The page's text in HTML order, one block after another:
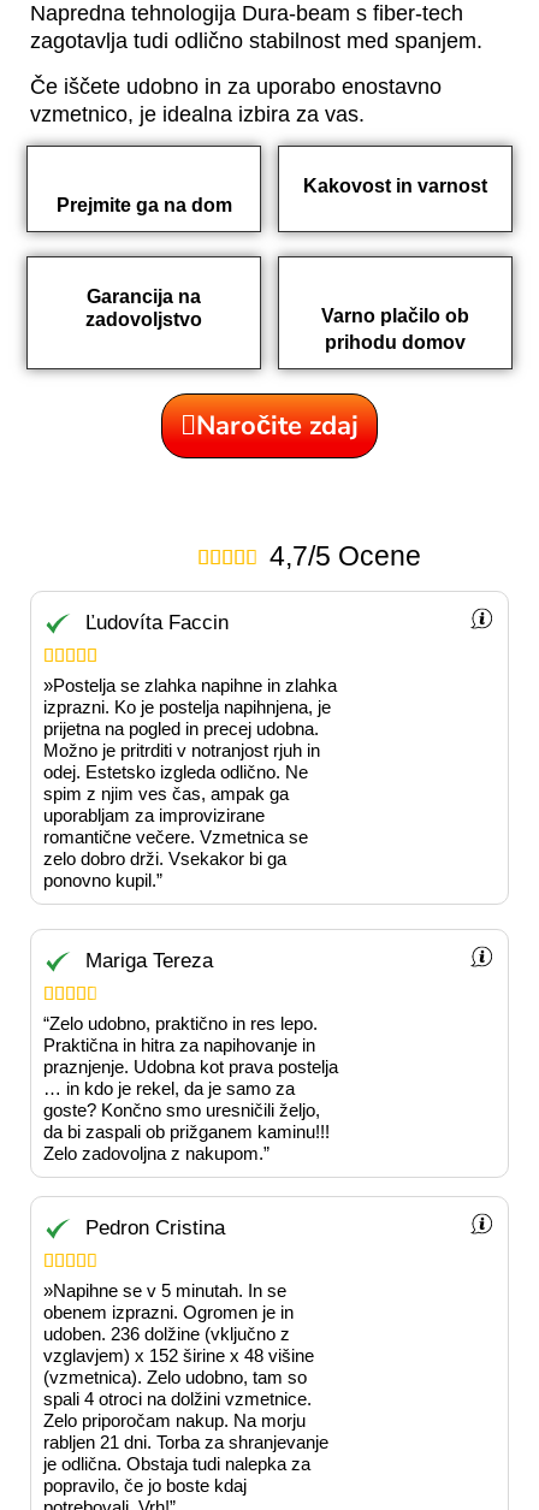
Napredna tehnologija Dura-beam s fiber-tech
zagotavlja tudi odlično stabilnost med spanjem.
Če iščete udobno in za uporabo enostavno
vzmetnico, je idealna izbira za vas.
Prejmite ga na dom
Kakovost in varnost
Garancija na
zadovoljstvo
Varno plačilo ob
prihodu domov
Naročite zdaj
     4,7/5 Ocene
Ľudovíta Faccin
    
»Postelja se zlahka napihne in zlahka
izprazni. Ko je postelja napihnjena, je
prijetna na pogled in precej udobna.
Možno je pritrditi v notranjost rjuh in
odej. Estetsko izgleda odlično. Ne
spim z njim ves čas, ampak ga
uporabljam za improvizirane
romantične večere. Vzmetnica se
zelo dobro drži. Vsekakor bi ga
ponovno kupil.”
Mariga Tereza
    
“Zelo udobno, praktično in res lepo.
Praktična in hitra za napihovanje in
praznjenje. Udobna kot prava postelja
… in kdo je rekel, da je samo za
goste? Končno smo uresničili željo,
da bi zaspali ob prižganem kaminu!!!
Zelo zadovoljna z nakupom.”
Pedron Cristina
    
»Napihne se v 5 minutah. In se
obenem izprazni. Ogromen je in
udoben. 236 dolžine (vključno z
vzglavjem) x 152 širine x 48 višine
(vzmetnica). Zelo udobno, tam so
spali 4 otroci na dolžini vzmetnice.
Zelo priporočam nakup. Na morju
rabljen 21 dni. Torba za shranjevanje
je odlična. Obstaja tudi nalepka za
popravilo, če jo boste kdaj